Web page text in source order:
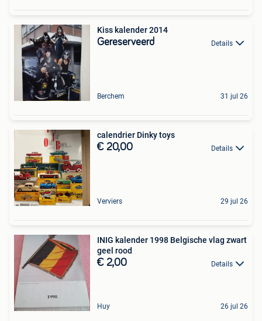
Kiss kalender 2014
Gereserveerd Details
Berchem 31 jul 26
calendrier Dinky toys
€ 20,00 Details
Verviers 29 jul 26
INIG kalender 1998 Belgische vlag zwart
geel rood
€ 2,00 Details
Huy 26 jul 26